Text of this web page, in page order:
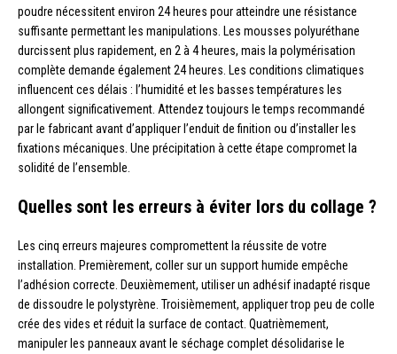
poudre nécessitent environ 24 heures pour atteindre une résistance
suffisante permettant les manipulations. Les mousses polyuréthane
durcissent plus rapidement, en 2 à 4 heures, mais la polymérisation
complète demande également 24 heures. Les conditions climatiques
influencent ces délais : l’humidité et les basses températures les
allongent significativement. Attendez toujours le temps recommandé
par le fabricant avant d’appliquer l’enduit de finition ou d’installer les
fixations mécaniques. Une précipitation à cette étape compromet la
solidité de l’ensemble.
Quelles sont les erreurs à éviter lors du collage ?
Les cinq erreurs majeures compromettent la réussite de votre
installation. Premièrement, coller sur un support humide empêche
l’adhésion correcte. Deuxièmement, utiliser un adhésif inadapté risque
de dissoudre le polystyrène. Troisièmement, appliquer trop peu de colle
crée des vides et réduit la surface de contact. Quatrièmement,
manipuler les panneaux avant le séchage complet désolidarise le